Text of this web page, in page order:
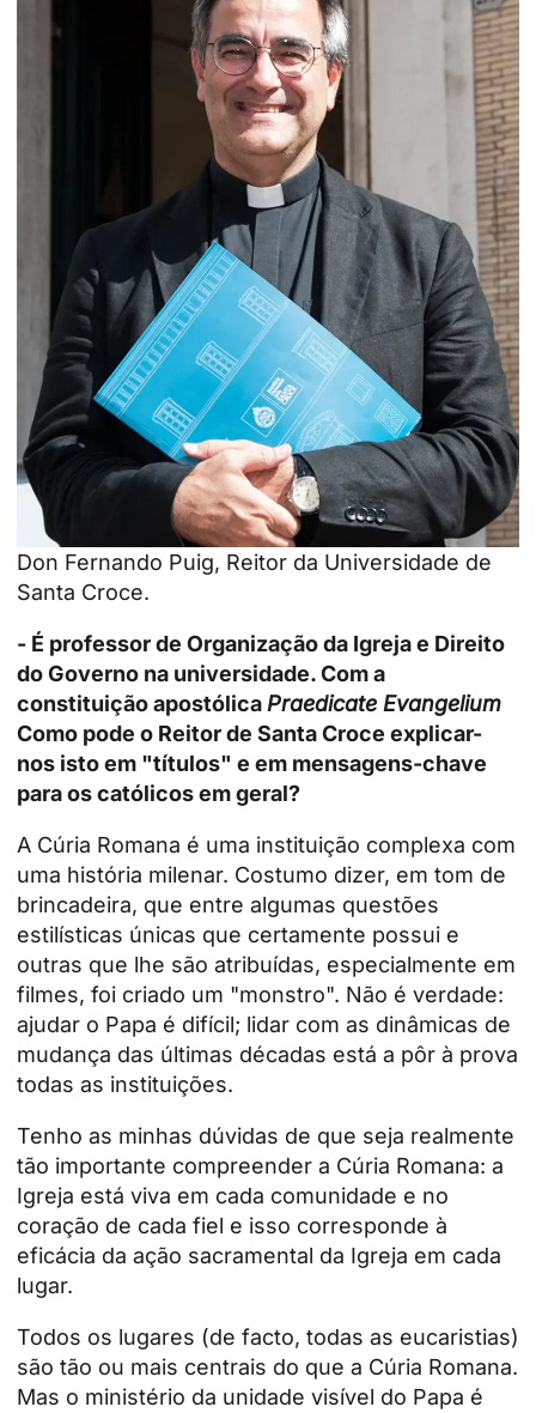
Don Fernando Puig, Reitor da Universidade de
Santa Croce.
- É professor de Organização da Igreja e Direito
do Governo na universidade. Com a
constituição apostólicaPraedicate Evangelium
Como pode o Reitor de Santa Croce explicar-
nos isto em "títulos" e em mensagens-chave
para os católicos em geral?
A Cúria Romana é uma instituição complexa com
uma história milenar. Costumo dizer, em tom de
brincadeira, que entre algumas questões
estilísticas únicas que certamente possui e
outras que lhe são atribuídas, especialmente em
filmes, foi criado um "monstro". Não é verdade:
ajudar o Papa é difícil; lidar com as dinâmicas de
mudança das últimas décadas está a pôr à prova
todas as instituições.
Tenho as minhas dúvidas de que seja realmente
tão importante compreender a Cúria Romana: a
Igreja está viva em cada comunidade e no
coração de cada fiel e isso corresponde à
eficácia da ação sacramental da Igreja em cada
lugar.
Todos os lugares (de facto, todas as eucaristias)
são tão ou mais centrais do que a Cúria Romana.
Mas o ministério da unidade visível do Papa é